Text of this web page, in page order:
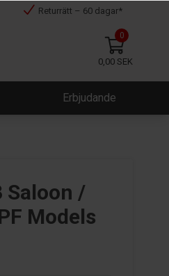
Returrätt – 60 dagar*
0
0,00 SEK
Erbjudande
Saloon /
Models